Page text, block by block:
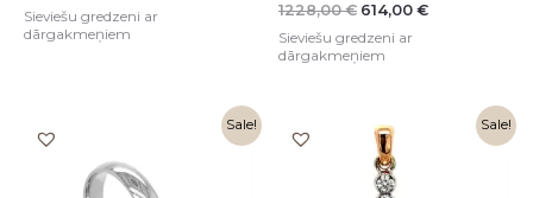
Sieviešu gredzeni ar
dārgakmeņiem
1228,00€ 614,00 €
Sieviešu gredzeni ar
dārgakmeņiem
Sale!
was:
1624,00 €.
Current
Sale!
price
was:
1978,00 €.
Current